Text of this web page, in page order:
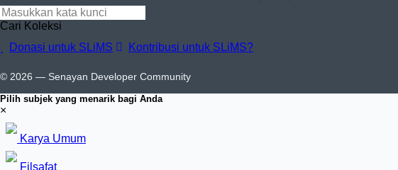
Cari Koleksi
Donasi untuk SLiMS
Kontribusi untuk SLiMS?
© 2026 — Senayan Developer Community
Pilih subjek yang menarik bagi Anda
×
Karya Umum
Filsafat